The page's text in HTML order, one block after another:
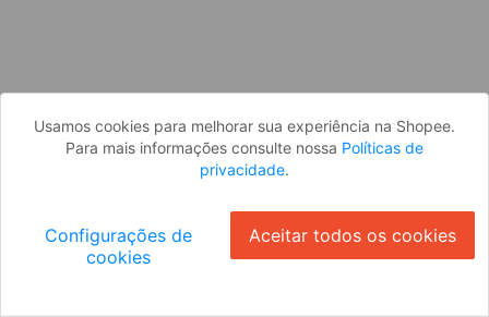
Usamos cookies para melhorar sua experiência na Shopee.
Para mais informações consulte nossa Políticas de
privacidade.
Configurações de
cookies
Aceitar todos os cookies